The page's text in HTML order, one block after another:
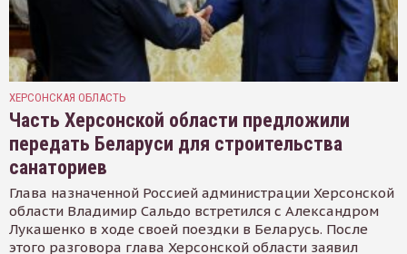
ХЕРСОНСКАЯ ОБЛАСТЬ
Часть Херсонской области предложили
передать Беларуси для строительства
санаториев
Глава назначенной Россией администрации Херсонской
области Владимир Сальдо встретился с Александром
Лукашенко в ходе своей поездки в Беларусь. После
этого разговора глава Херсонской области заявил